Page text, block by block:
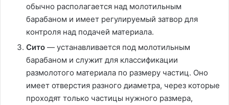
обычно располагается над молотильным
барабаном и имеет регулируемый затвор для
контроля над подачей материала.
Сито — устанавливается под молотильным
барабаном и служит для классификации
размолотого материала по размеру частиц. Оно
имеет отверстия разного диаметра, через которые
проходят только частицы нужного размера,